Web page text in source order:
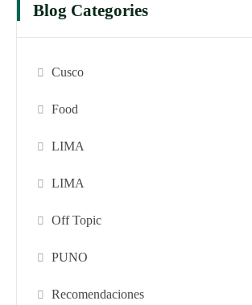
Blog Categories
Cusco
Food
LIMA
LIMA
Off Topic
PUNO
Recomendaciones